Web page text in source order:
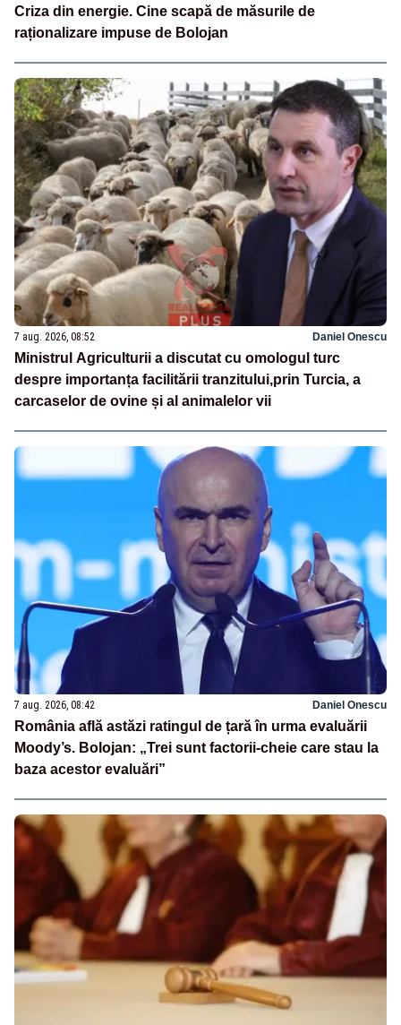
Criza din energie. Cine scapă de măsurile de
raționalizare impuse de Bolojan
7 aug. 2026, 08:52 Daniel Onescu
Ministrul Agriculturii a discutat cu omologul turc
despre importanța facilitării tranzitului,prin Turcia, a
carcaselor de ovine și al animalelor vii
7 aug. 2026, 08:42 Daniel Onescu
România află astăzi ratingul de țară în urma evaluării
Moody’s. Bolojan: „Trei sunt factorii-cheie care stau la
baza acestor evaluări”